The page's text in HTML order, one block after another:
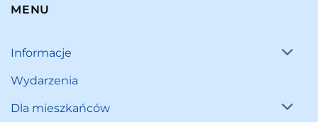
MENU
Informacje
Wydarzenia
Dla mieszkańców